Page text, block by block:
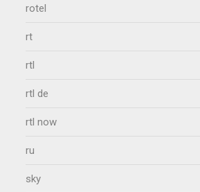
rotel
rt
rtl
rtl de
rtl now
ru
sky